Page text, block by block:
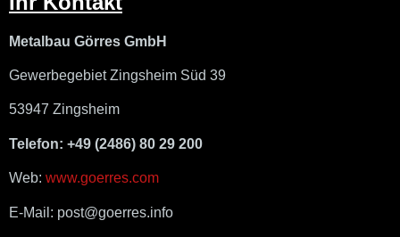
Metalbau Görres GmbH
Gewerbegebiet Zingsheim Süd 39
53947 Zingsheim
Telefon: +49 (2486) 80 29 200
Web: www.goerres.com
E-Mail: post@goerres.info